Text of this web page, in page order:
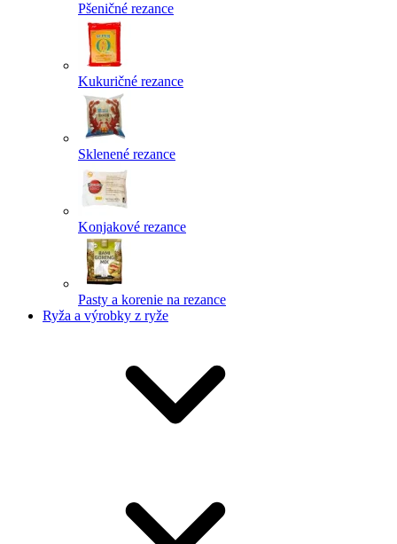
Pšeničné rezance
Kukuričné rezance
Sklenené rezance
Konjakové rezance
Pasty a korenie na rezance
Ryža a výrobky z ryže